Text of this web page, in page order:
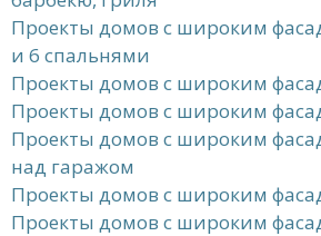
Проекты домов с широким
и 6 спальнями
Проекты домов с широким
Проекты домов с широким
Проекты домов с широким
над гаражом
Проекты домов с широким
Проекты домов с широким